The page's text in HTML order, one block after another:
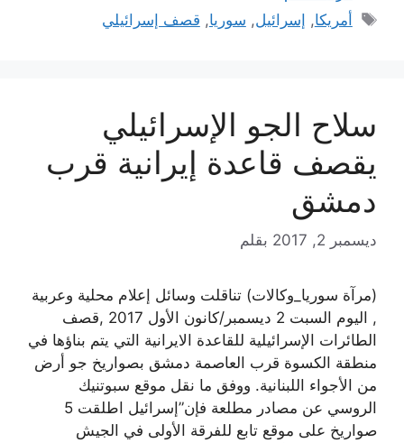
الوسوم
أمريكا, إسرائيل, سوريا, قصف إسرائيلي
سلاح الجو الإسرائيلي
يقصف قاعدة إيرانية قرب
دمشق
ديسمبر 2, 2017 بقلم
(مرآة سوريا_وكالات) تناقلت وسائل إعلام محلية وعربية
, اليوم السبت 2 ديسمبر/كانون الأول 2017 ,قصف
‏الطائرات الإسرائيلية للقاعدة الايرانية التي يتم بناؤها في
منطقة الكسوة قرب العاصمة دمشق بصواريخ جو أرض
من الأجواء اللبنانية. ووفق ما نقل موقع سبوتنيك
الروسي عن مصادر مطلعة فإن”إسرائيل اطلقت 5
صواريخ على موقع تابع للفرقة الأولى في الجيش